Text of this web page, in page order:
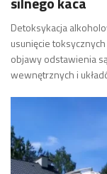
Detoksykacja
usunięcie
objawy odstawienia
wewnętrznych i